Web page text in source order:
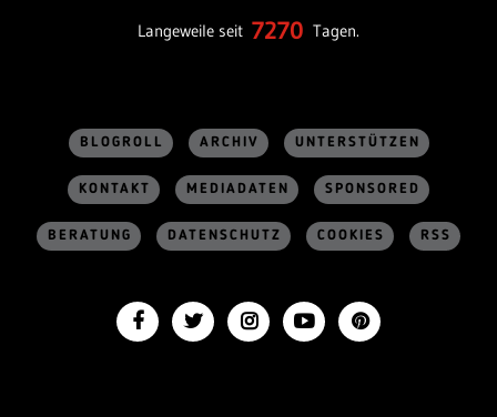
Langeweile seit 7270 Tagen.
BLOGROLL ARCHIV UNTERSTÜTZEN
KONTAKT MEDIADATEN SPONSORED
BERATUNG DATENSCHUTZ COOKIES RSS